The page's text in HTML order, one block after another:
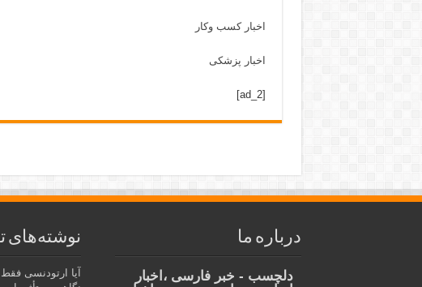
اخبار کسب وکار
اخبار پزشکی
[ad_2]
درباره ما
دلچسب - خبر فارسی ،اخبار
نوشته‌های
آیا ارتودنسی فقط